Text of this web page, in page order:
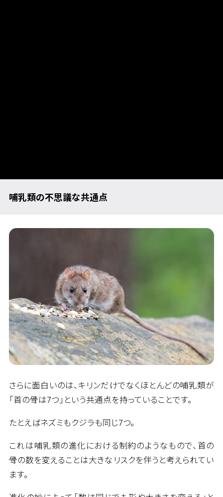
哺乳類の不思議な共通点
さらに面白いのは、キリンだけでなくほとんどの哺乳類が
「首の骨は7つ」という共通点を持っていることです。
たとえばネズミもクジラも同じ7つ。
これは哺乳類の進化における制約のようなもので、首の
骨の数を変えることは大きなリスクを伴うと考えられてい
ます。